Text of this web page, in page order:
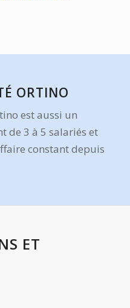
ORTINO
est aussi un
de 3 à 5 salariés et
constant depuis
ET